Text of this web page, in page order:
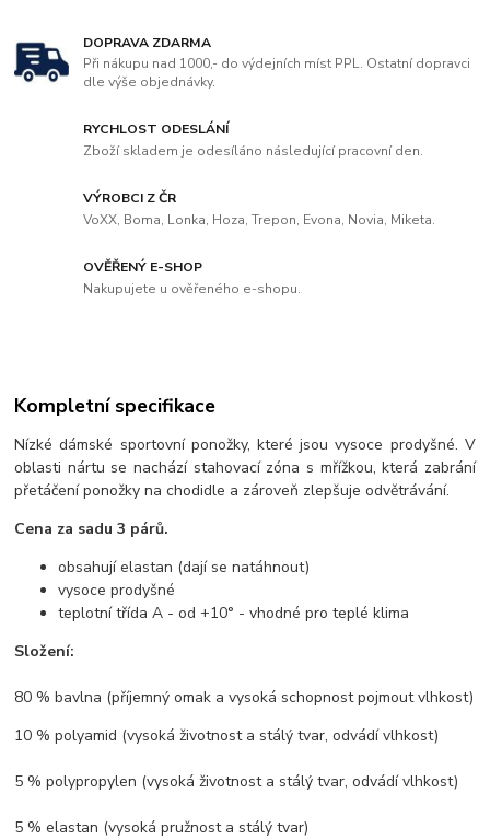
DOPRAVA ZDARMA
Při nákupu nad 1000,- do výdejních míst PPL. Ostatní dopravci
dle výše objednávky.
RYCHLOST ODESLÁNÍ
Zboží skladem je odesíláno následující pracovní den.
VÝROBCI Z ČR
VoXX, Boma, Lonka, Hoza, Trepon, Evona, Novia, Miketa.
OVĚŘENÝ E-SHOP
Nakupujete u ověřeného e-shopu.
Kompletní specifikace
Nízké dámské sportovní ponožky, které jsou vysoce prodyšné. V
oblasti nártu se nachází stahovací zóna s mřížkou, která zabrání
přetáčení ponožky na chodidle a zároveň zlepšuje odvětrávání.
Cena za sadu 3 párů.
obsahují elastan (dají se natáhnout)
vysoce prodyšné
teplotní třída A - od +10° - vhodné pro teplé klima
Složení:
80 % bavlna (příjemný omak a vysoká schopnost pojmout vlhkost)
10 % polyamid (vysoká životnost a stálý tvar, odvádí vlhkost)
5 % polypropylen (vysoká životnost a stálý tvar, odvádí vlhkost)
5 % elastan (vysoká pružnost a stálý tvar)